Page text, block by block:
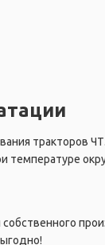
тракторов
температуре